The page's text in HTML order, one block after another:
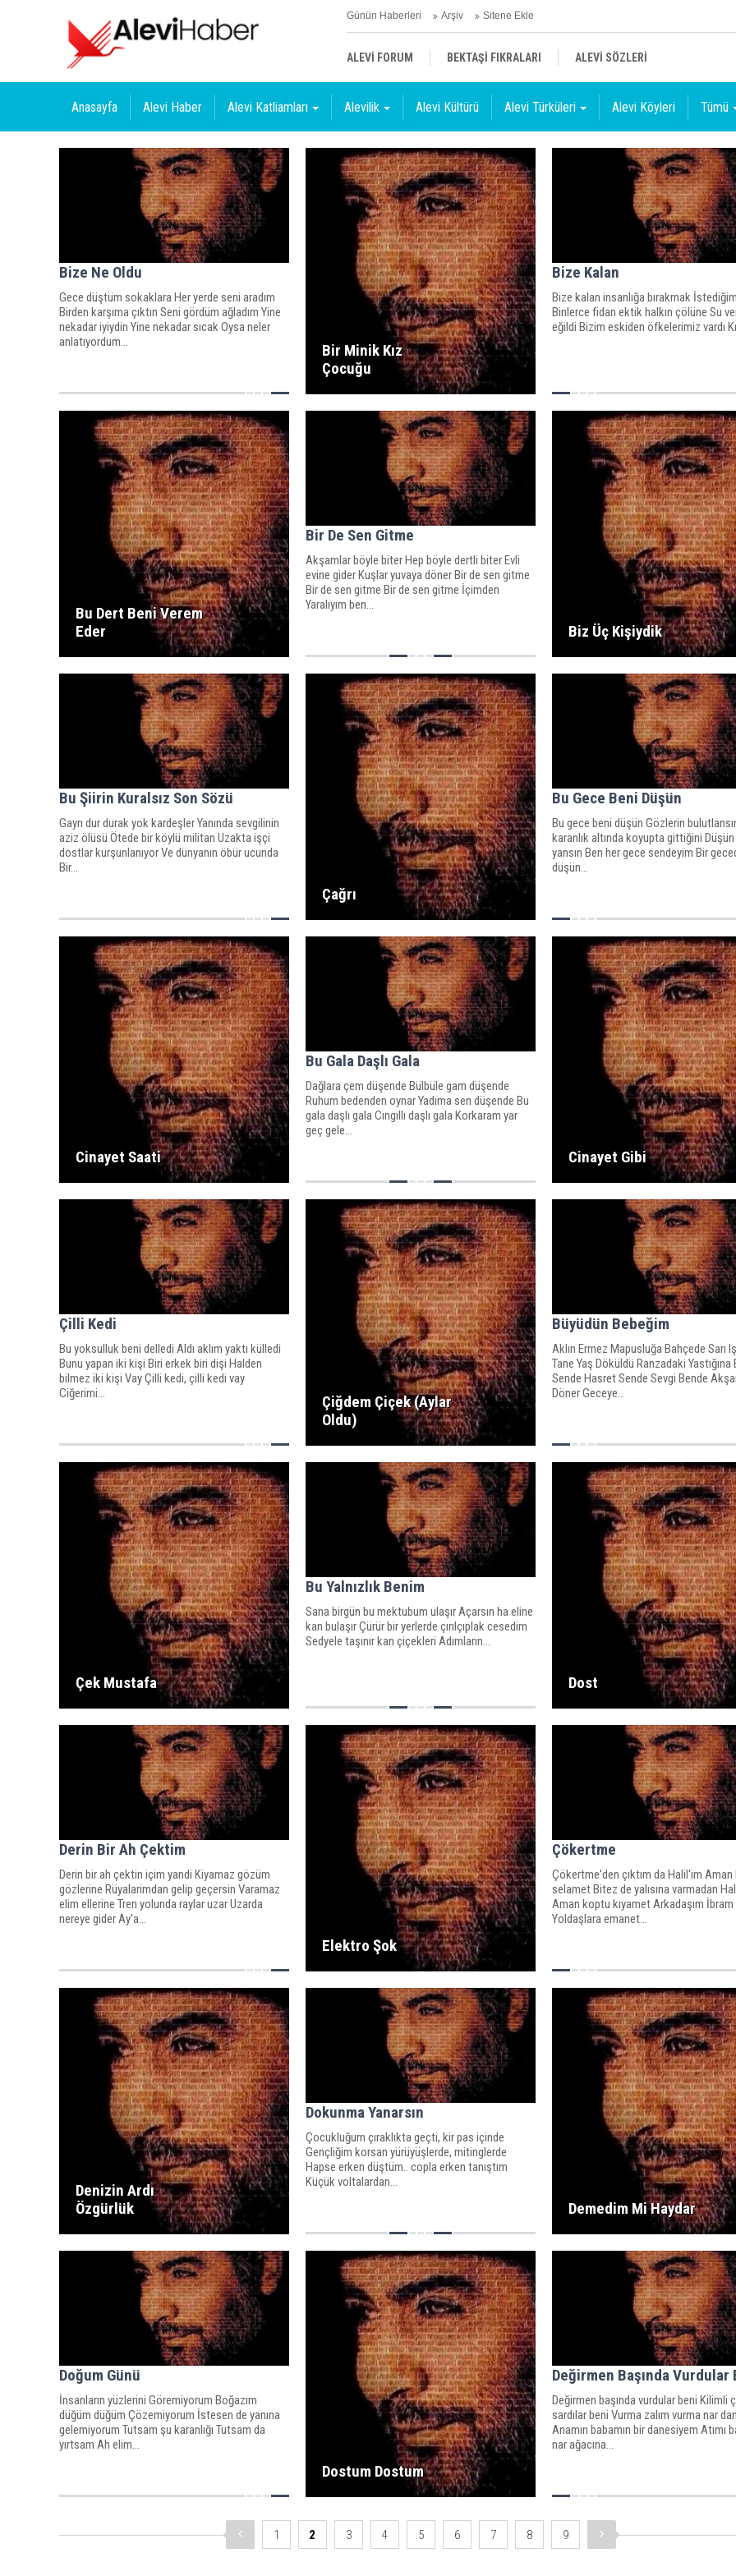
Günün Haberleri Arşiv Sitene Ekle
ALEVİ FORUM BEKTAŞİ FIKRALARI ALEVİ SÖZLERİ
Anasayfa Alevi Haber Alevi Katliamları Alevilik Alevi Kültürü Alevi Türküleri Alevi Köyleri Tümü
Bize Ne Oldu
Gece düştüm sokaklara Her yerde seni aradım
Birden karşıma çıktın Seni gördüm ağladım Yine
nekadar iyiydin Yine nekadar sıcak Oysa neler
anlatıyordum...
Bir Minik Kız
Çocuğu
Bize Kalan
Bize kalan insanlığa bırakmak
Binlerce fidan ektik halkın çölüne Su
eğildi Bizim eskiden öfkelerimiz vardı
Bu Dert Beni Verem
Eder
Bir De Sen Gitme
Akşamlar böyle biter Hep böyle dertli biter Evli
evine gider Kuşlar yuvaya döner Bir de sen gitme
Bir de sen gitme Bir de sen gitme İçimden
Yaralıyım ben...
Biz Üç Kişiydik
Bu Şiirin Kuralsız Son Sözü
Gayrı dur durak yok kardeşler Yanında sevgilinin
aziz ölüsü Ötede bir köylü militan Uzakta işçi
dostlar kurşunlanıyor Ve dünyanın öbür ucunda
Bir...
Çağrı
Bu Gece Beni Düşün
Bu gece beni düşün Gözlerin
karanlık altında koyupta gittiğini
yansın Ben her gece sendeyim Bir
düşün...
Cinayet Saati
Bu Gala Daşlı Gala
Dağlara çem düşende Bülbüle gam düşende
Ruhum bedenden oynar Yadıma sen düşende Bu
gala daşlı gala Cıngıllı daşlı gala Korkaram yar
geç gele...
Cinayet Gibi
Çilli Kedi
Bu yoksulluk beni delledi Aldı aklım yaktı külledi
Bunu yapan iki kişi Biri erkek biri dişi Halden
bilmez iki kişi Vay Çilli kedi, çilli kedi vay
Ciğerimi...
Çiğdem Çiçek (Aylar
Oldu)
Büyüdün Bebeğim
Aklın Ermez Mapusluğa Bahçede Sarı
Tane Yaş Döküldü Ranzadaki Yastığına
Sende Hasret Sende Sevgi Bende
Döner Geceye...
Çek Mustafa
Bu Yalnızlık Benim
Sana birgün bu mektubum ulaşır Açarsın ha eline
kan bulaşır Çürür bir yerlerde çırılçıplak cesedim
Sedyele taşınır kan çiçekleri Adımların...
Dost
Derin Bir Ah Çektim
Derin bir ah çektin içim yandi Kiyamaz gözüm
gözlerine Rüyalarimdan gelip geçersin Varamaz
elim ellerine Tren yolunda raylar uzar Uzarda
nereye gider Ay'a...
Elektro Şok
Çökertme
Çökertme'den çıktım da Halil'im Aman
selamet Bitez de yalısına varmadan
Aman koptu kıyamet Arkadaşım İbram
Yoldaşlara emanet...
Denizin Ardı
Özgürlük
Dokunma Yanarsın
Çocukluğum çıraklıkta geçti, kir pas içinde
Gençliğim korsan yürüyüşlerde, mitinglerde
Hapse erken düştüm.. copla erken tanıştım
Küçük voltalardan...
Demedim Mi Haydar
Doğum Günü
İnsanların yüzlerini Göremiyorum Boğazım
düğüm düğüm Çözemiyorum İstesen de yanına
gelemiyorum Tutsam şu karanlığı Tutsam da
yırtsam Ah elim...
Dostum Dostum
Değirmen Başında Vurdular
Değirmen başında vurdular beni Kilimli
sardılar beni Vurma zalım vurma nar
Anamın babamın bir danesiyem Atımı
nar ağacına...
1 2 3 4 5 6 7 8 9